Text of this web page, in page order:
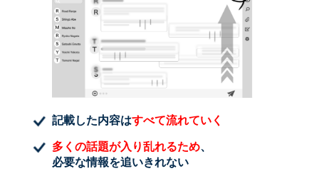
記載した内容はすべて流れていく
多くの話題が入り乱れるため、
必要な情報を追いきれない